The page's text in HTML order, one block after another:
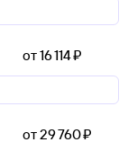
от 16 ⁠114 ⁠₽
от 29 ⁠760 ⁠₽